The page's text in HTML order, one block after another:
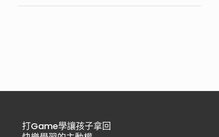
打Game學讓孩子拿回